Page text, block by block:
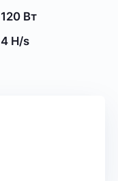
120 Вт
4 H/s